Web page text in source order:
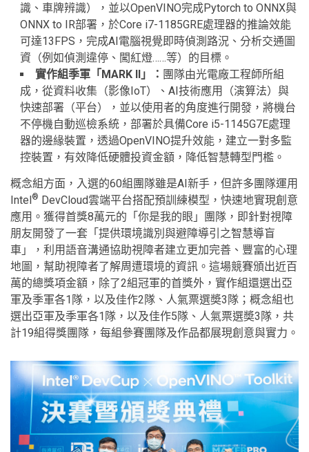
識、車牌辨識），並以OpenVINO完成Pytorch to ONNX與
ONNX to IR部署，於Core i7-1185GRE處理器的推論效能
可達13FPS，完成AI電腦視覺即時偵測路況、分析交通圖
資（例如偵測違停、闖紅燈……等）的目標。
實作組季軍「 MARK II 」 ： 團隊由光電廠工程師所組
成，從資料收集（影像IoT）、AI技術應用（演算法）與
快速部署（平台），並以使用者的角度進行開發，將機台
不停機自動巡檢系統，部署於具備Core i5-1145G7E處理
器的邊緣裝置，透過OpenVINO提升效能，建立一對多監
控裝置，有效降低硬體投資金額，降低智慧轉型門檻。
概念組方面，入選的60組團隊雖是AI新手，但許多團隊運用
Intel® DevCloud雲端平台搭配預訓練模型，快速地實現創意
應用。獲得首獎8萬元的「你是我的眼」團隊，即針對視障
朋友開發了一套「提供環境識別與避障導引之智慧導盲
車」，利用語音溝通協助視障者建立更加完善、豐富的心理
地圖，幫助視障者了解周遭環境的資訊。這場競賽頒出近百
萬的總獎項金額，除了2組冠軍的首獎外，實作組還選出亞
軍及季軍各1隊，以及佳作2隊、人氣票選奬3隊；概念組也
選出亞軍及季軍各1隊，以及佳作5隊、人氣票選奬3隊，共
計19組得獎團隊，每組參賽團隊及作品都展現創意與實力。